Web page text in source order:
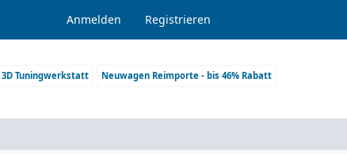
Anmelden Registrieren
3D Tuningwerkstatt Neuwagen Reimporte - bis 46% Rabatt